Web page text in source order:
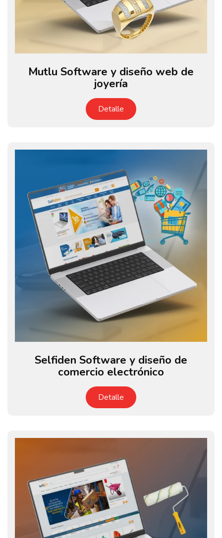
Mutlu Software y diseño web de
joyería
Detalle
Selfiden Software y diseño de
comercio electrónico
Detalle